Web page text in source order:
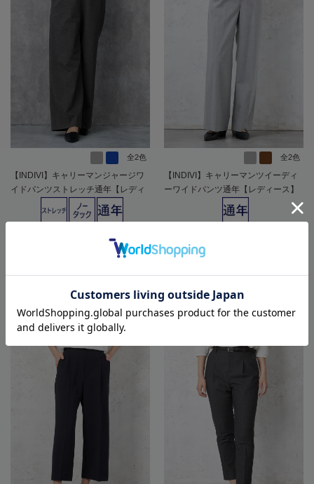
全2色
【INDIVI】キャリーマンジャージワ
イドパンツストレッチ通年【レディ
SALE 13,200 円 （税込）
★2点目10%OFF/3点目以降20%O
FF対象
全2色
【INDIVI】キャリーマンツイーディ
ーワイドパンツ通年【レディース】
価格 15,400
SALE 12,320 円 （税込）
★2点目10%OFF/3点目以降20%O